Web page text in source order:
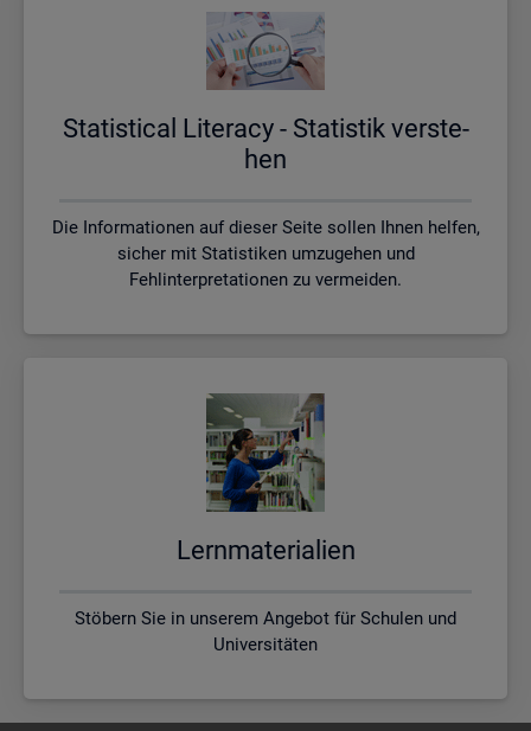
Sta­ti­s­ti­cal Li­te­r­acy - Sta­tis­tik ver­ste­
hen
Die Informationen auf dieser Seite sollen Ihnen helfen,
sicher mit Statistiken umzugehen und
Fehlinterpretationen zu vermeiden.
Lern­ma­te­ria­li­en
Stöbern Sie in unserem Angebot für Schulen und
Universitäten